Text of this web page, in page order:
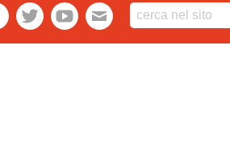
facebooktwitteryoutubewebmail